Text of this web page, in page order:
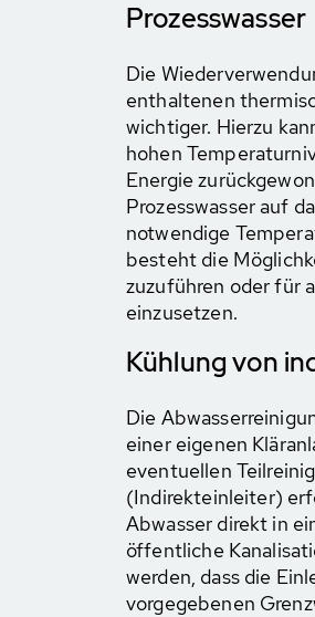
Prozesswasser
Die
enthaltenen
wichtiger. Hierzu
hohen
Energie
Prozesswasser auf
notwendige
besteht die
zuzuführen oder für
einzusetzen.
Kühlung von
Die
einer eigenen
eventuellen
(Indirekteinleiter)
Abwasser direkt in
öffentliche
werden, dass die
vorgegebenen